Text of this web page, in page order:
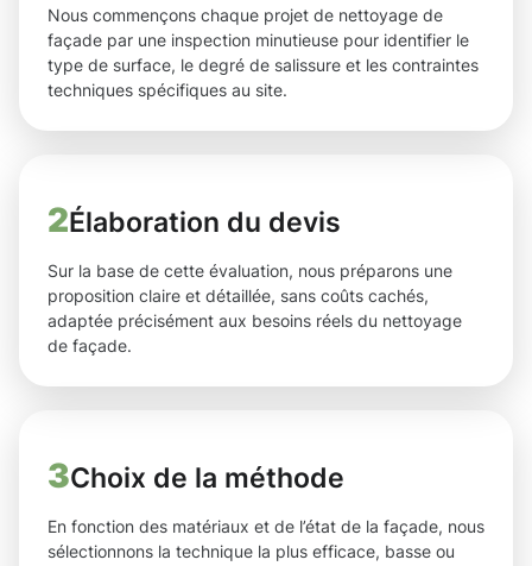
Nous commençons chaque projet de nettoyage de
façade par une inspection minutieuse pour identifier le
type de surface, le degré de salissure et les contraintes
techniques spécifiques au site.
2Élaboration du devis
Sur la base de cette évaluation, nous préparons une
proposition claire et détaillée, sans coûts cachés,
adaptée précisément aux besoins réels du nettoyage
de façade.
3Choix de la méthode
En fonction des matériaux et de l’état de la façade, nous
sélectionnons la technique la plus efficace, basse ou